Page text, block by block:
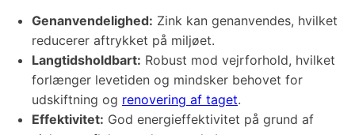
Genanvendelighed: Zink kan genanvendes, hvilket
reducerer aftrykket på miljøet.
Langtidsholdbart: Robust mod vejrforhold, hvilket
forlænger levetiden og mindsker behovet for
udskiftning og renovering af taget.
Effektivitet: God energieffektivitet på grund af